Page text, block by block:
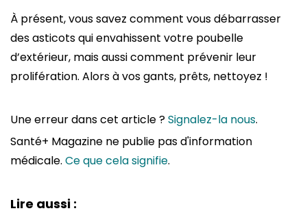
À présent, vous savez comment vous débarrasser
des asticots qui envahissent votre poubelle
d’extérieur, mais aussi comment prévenir leur
prolifération. Alors à vos gants, prêts, nettoyez !
Une erreur dans cet article ?Signalez-la nous.
Santé+ Magazine ne publie pas d'information
médicale. Ce que cela signifie.
Lire aussi :